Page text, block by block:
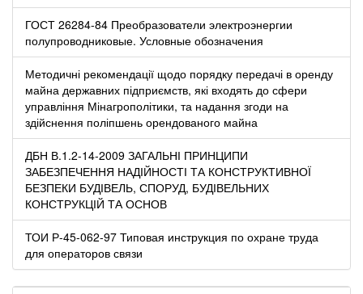
ГОСТ 26284-84 Преобразователи электроэнергии
полупроводниковые. Условные обозначения
Методичні рекомендації щодо порядку передачі в оренду
майна державних підприємств, які входять до сфери
управління Мінагрополітики, та надання згоди на
здійснення поліпшень орендованого майна
ДБН В.1.2-14-2009 ЗАГАЛЬНІ ПРИНЦИПИ
ЗАБЕЗПЕЧЕННЯ НАДІЙНОСТІ ТА КОНСТРУКТИВНОЇ
БЕЗПЕКИ БУДІВЕЛЬ, СПОРУД, БУДІВЕЛЬНИХ
КОНСТРУКЦІЙ ТА ОСНОВ
ТОИ Р-45-062-97 Типовая инструкция по охране труда
для операторов связи